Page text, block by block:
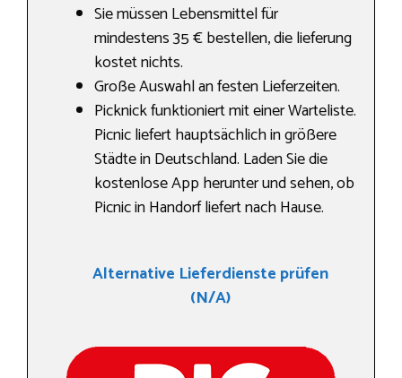
Sie müssen Lebensmittel für
mindestens 35 € bestellen, die lieferung
kostet nichts.
Große Auswahl an festen Lieferzeiten.
Picknick funktioniert mit einer Warteliste.
Picnic liefert hauptsächlich in größere
Städte in Deutschland. Laden Sie die
kostenlose App herunter und sehen, ob
Picnic in Handorf liefert nach Hause.
Alternative Lieferdienste prüfen
(N/A)